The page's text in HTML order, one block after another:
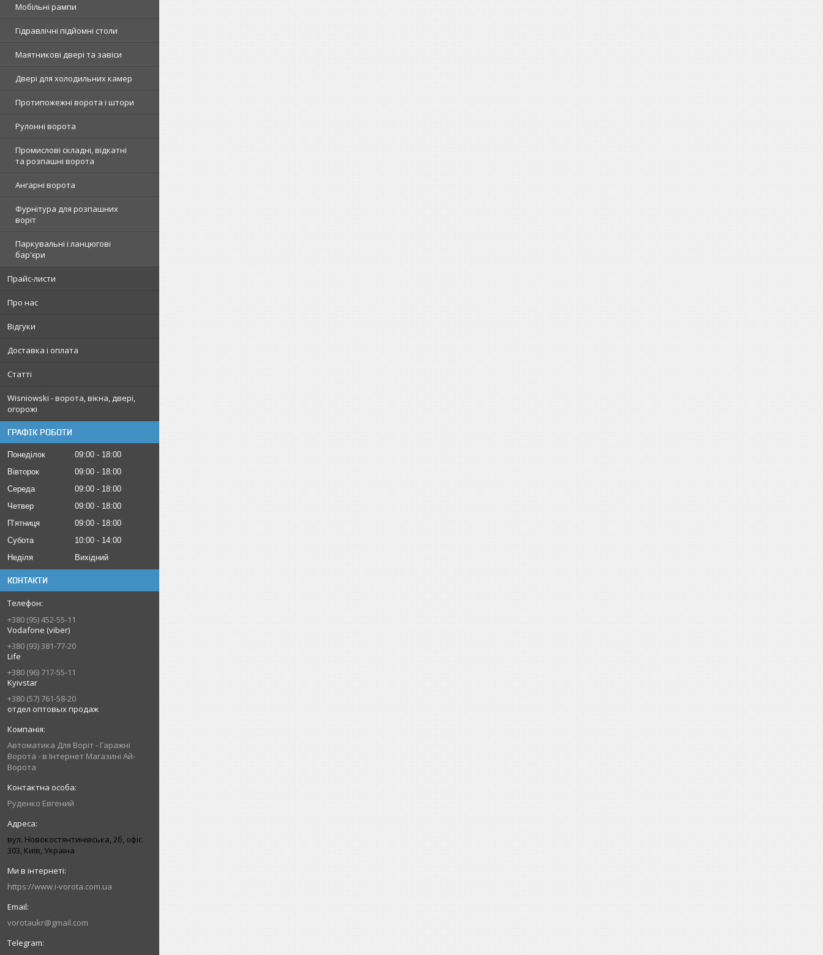
Мобільні рампи
Гідравлічні підйомні столи
Маятникові двері та завіси
Двері для холодильних камер
Протипожежні ворота і штори
Рулонні ворота
Промислові складні, відкатні
та розпашні ворота
Ангарні ворота
Фурнітура для розпашних
воріт
Паркувальні і ланцюгові
бар'єри
Прайс-листи
Про нас
Відгуки
Доставка і оплата
Статті
Wisniowski - ворота, вікна, двері,
огорожі
ГРАФІК РОБОТИ
Понеділок 09:00
18:00
Вівторок
09:00
18:00
Середа
09:00
18:00
Четвер
09:00
18:00
Пʼятниця
09:00
18:00
Субота
10:00
14:00
Неділя
Вихідний
КОНТАКТИ
+380 (95) 452-55-11
Vodafone (viber)
+380 (93) 381-77-20
Life
+380 (96) 717-55-11
Kyivstar
+380 (57) 761-58-20
отдел оптовых продаж
Автоматика Для Воріт - Гаражні
Ворота - в Інтернет Магазині Ай-
Ворота
Руденко Евгений
вул. Новокостянтинівська, 2б, офіс
303, Київ, Україна
https://www.i-vorota.com.ua
vorotaukr@gmail.com